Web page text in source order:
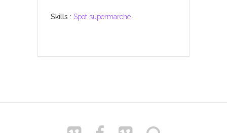
Skills : Spot supermarché